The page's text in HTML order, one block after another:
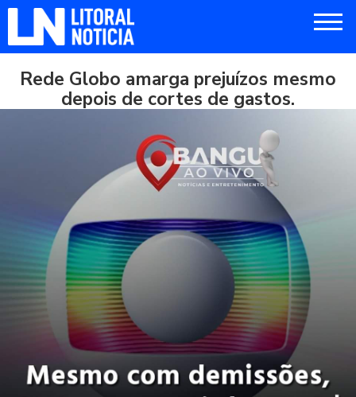
Rede Globo amarga prejuízos mesmo
depois de cortes de gastos.